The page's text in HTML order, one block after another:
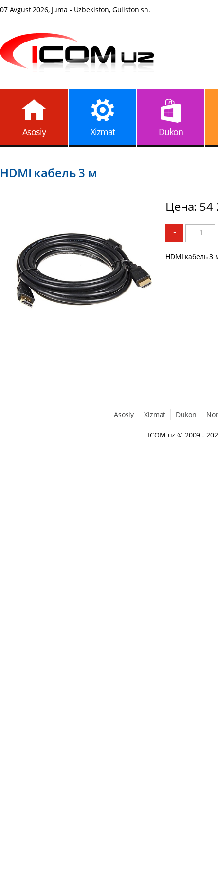
07 Avgust 2026, Juma - Uzbekiston, Guliston sh.
Asosiy Xizmat Dukon
HDMI кабель 3 м
Цена: 54
-
HDMI кабель 3
Asosiy Xizmat Dukon
ICOM.uz © 2009 -